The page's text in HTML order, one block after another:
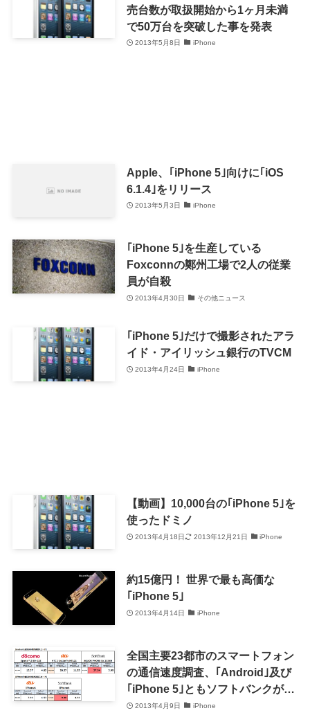
売台数が取扱開始から1ヶ月未満
で50万台を突破した事を発表
2013年5月8日 iPhone
Apple、｢iPhone 5｣向けに｢iOS
6.1.4｣をリリース
2013年5月3日 iPhone
｢iPhone 5｣を生産している
Foxconnの鄭州工場で2人の従業
員が自殺
2013年4月30日 その他ニュース
｢iPhone 5｣だけで撮影されたアラ
イド・アイリッシュ銀行のTVCM
2013年4月24日 iPhone
【動画】10,000台の｢iPhone 5｣を
使ったドミノ
2013年4月18日 2013年12月21日 iPhone
約15億円！ 世界で最も高価な
｢iPhone 5｣
2013年4月14日 iPhone
全国主要23都市のスマートフォン
の通信速度調査、｢Android｣及び
｢iPhone 5｣ともソフトバンクが最
速2013年4月9日 iPhone